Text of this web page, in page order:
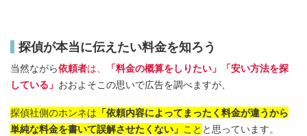
探偵が本当に伝えたい料金を知ろう
当然ながら依頼者は、
「料金の概算をしりたい」「安い方法を探
している」 おおよそこの思いで広告を調べますが、
探偵社側のホンネは 「依頼内容によってまったく料金が違うから
単純な料金を書いて誤解させたくない」 こと と思っています。